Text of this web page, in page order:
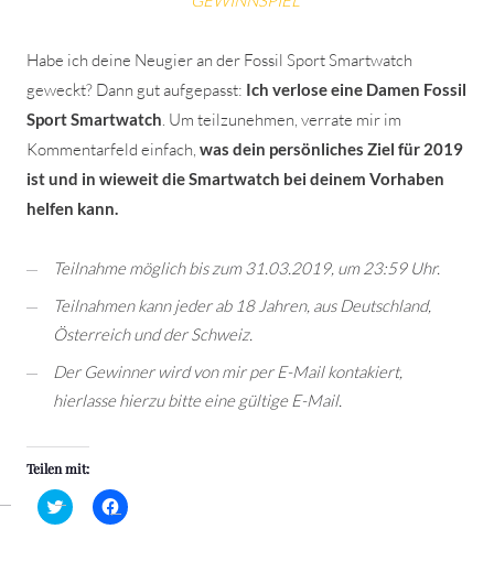
Habe ich deine Neugier an der Fossil Sport Smartwatch
geweckt? Dann gut aufgepasst: Ich verlose eine Damen Fossil
Sport Smartwatch. Um teilzunehmen, verrate mir im
Kommentarfeld einfach, was dein persönliches Ziel für 2019
ist und in wieweit die Smartwatch bei deinem Vorhaben
helfen kann.
Teilnahme möglich bis zum 31.03.2019, um 23:59 Uhr.
Teilnahmen kann jeder ab 18 Jahren, aus Deutschland,
Österreich und der Schweiz.
Der Gewinner wird von mir per E-Mail kontakiert,
hierlasse hierzu bitte eine gültige E-Mail.
Teilen mit:
Klick,
um
Klick,
um